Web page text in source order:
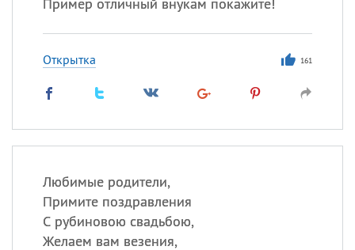
Открытка 161
Любимые родители,
Примите поздравления
С рубиновою свадьбою,
Желаем вам везения,